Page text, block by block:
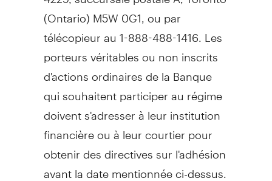
(Ontario) M5W 0G1, ou par
télécopieur au 1-888-488-1416. Les
porteurs véritables ou non inscrits
d'actions ordinaires de la Banque
qui souhaitent participer au régime
doivent s'adresser à leur institution
financière ou à leur courtier pour
obtenir des directives sur l'adhésion
avant la date mentionnée ci-dessus.